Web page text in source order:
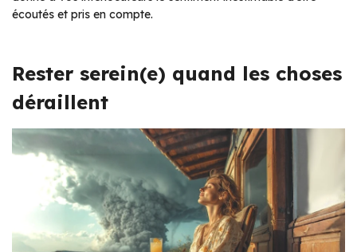
écoutés et pris en compte.
Rester serein(e) quand les choses
déraillent